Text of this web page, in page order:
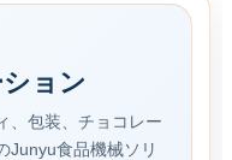
ョン
、包装、チョコレー
Junyu食品機械ソリ